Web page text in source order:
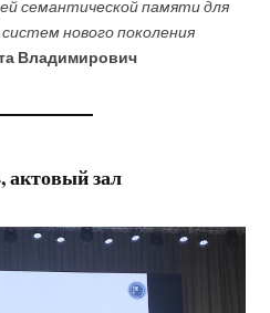
семантической памяти для
нового поколения
Владимирович
актовый зал